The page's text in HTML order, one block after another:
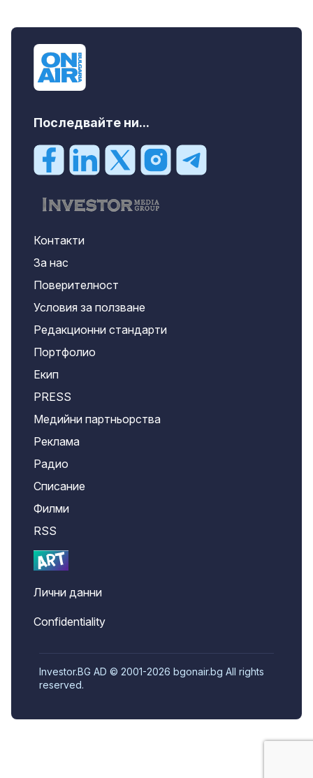
Последвайте ни...
Контакти
За нас
Поверителност
Условия за ползване
Редакционни стандарти
Портфолио
Екип
PRESS
Медийни партньорства
Реклама
Радио
Списание
Филми
RSS
Лични данни
Confidentiality
Investor.BG AD © 2001-2026 bgonair.bg All rights
reserved.